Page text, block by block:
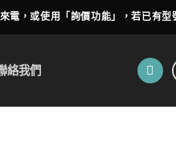
電，或使用「詢價功能」，若已有
絡我們